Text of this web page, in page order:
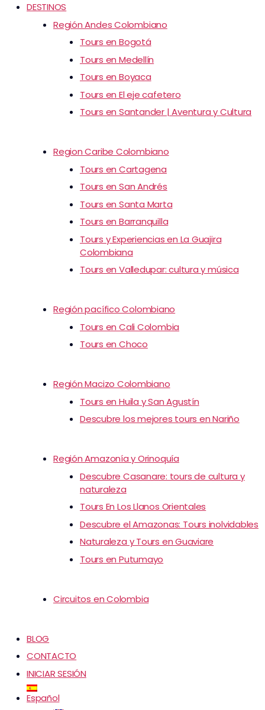
DESTINOS
Región Andes Colombiano
Tours en Bogotá
Tours en Medellín
Tours en Boyaca
Tours en El eje cafetero
Tours en Santander | Aventura y Cultura
Region Caribe Colombiano
Tours en Cartagena
Tours en San Andrés
Tours en Santa Marta
Tours en Barranquilla
Tours y Experiencias en La Guajira
Colombiana
Tours en Valledupar: cultura y música
Región pacífico Colombiano
Tours en Cali Colombia
Tours en Choco
Región Macizo Colombiano
Tours en Huila y San Agustín
Descubre los mejores tours en Nariño
Región Amazonía y Orinoquía
Descubre Casanare: tours de cultura y
naturaleza
Tours En Los Llanos Orientales
Descubre el Amazonas: Tours inolvidables
Naturaleza y Tours en Guaviare
Tours en Putumayo
Circuitos en Colombia
BLOG
CONTACTO
INICIAR SESIÓN
Español